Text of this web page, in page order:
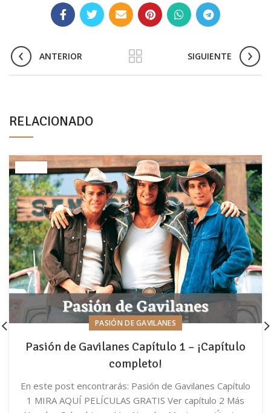
ANTERIOR SIGUIENTE
RELACIONADO
PASIÓN DE GAVILANES
Pasión de Gavilanes Capítulo 1 – ¡Capítulo
completo!
En este post encontrarás: Pasión de Gavilanes Capítulo
1 MIRA AQUÍ PELÍCULAS GRATIS Ver capítulo 2 Más